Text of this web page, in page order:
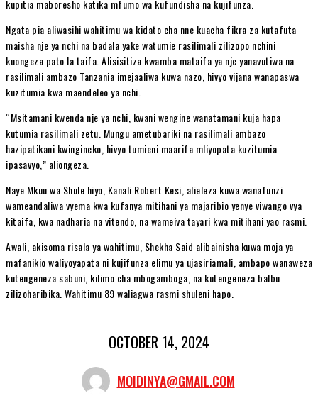
kupitia maboresho katika mfumo wa kufundisha na kujifunza.
Ngata pia aliwasihi wahitimu wa kidato cha nne kuacha fikra za kutafuta
maisha nje ya nchi na badala yake watumie rasilimali zilizopo nchini
kuongeza pato la taifa. Alisisitiza kwamba mataifa ya nje yanavutiwa na
rasilimali ambazo Tanzania imejaaliwa kuwa nazo, hivyo vijana wanapaswa
kuzitumia kwa maendeleo ya nchi.
“Msitamani kwenda nje ya nchi, kwani wengine wanatamani kuja hapa
kutumia rasilimali zetu. Mungu ametubariki na rasilimali ambazo
hazipatikani kwingineko, hivyo tumieni maarifa mliyopata kuzitumia
ipasavyo,” aliongeza.
Naye Mkuu wa Shule hiyo, Kanali Robert Kesi, alieleza kuwa wanafunzi
wameandaliwa vyema kwa kufanya mitihani ya majaribio yenye viwango vya
kitaifa, kwa nadharia na vitendo, na wameiva tayari kwa mitihani yao rasmi.
Awali, akisoma risala ya wahitimu, Shekha Said alibainisha kuwa moja ya
mafanikio waliyoyapata ni kujifunza elimu ya ujasiriamali, ambapo wanaweza
kutengeneza sabuni, kilimo cha mbogamboga, na kutengeneza balbu
zilizoharibika. Wahitimu 89 waliagwa rasmi shuleni hapo.
OCTOBER 14, 2024
MOIDINYA@GMAIL.COM